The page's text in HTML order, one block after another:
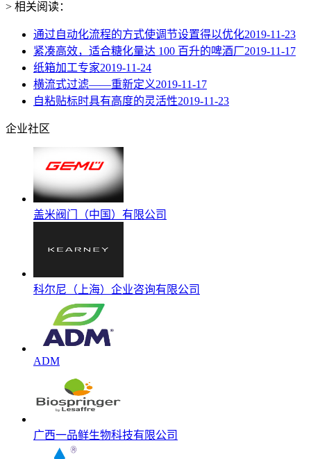
> 相关阅读：
通过自动化流程的方式使调节设置得以优化2019-11-23
紧凑高效，适合糖化量达 100 百升的啤酒厂2019-11-17
纸箱加工专家2019-11-24
横流式过滤——重新定义2019-11-17
自粘贴标时具有高度的灵活性2019-11-23
企业社区
盖米阀门（中国）有限公司
科尔尼（上海）企业咨询有限公司
ADM
广西一品鲜生物科技有限公司